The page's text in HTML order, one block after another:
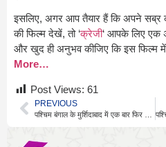
इसलिए, अगर आप तैयार हैं कि अपने सब्र
की फिल्म देखें, तो ‘क्रेजी‘ आपके लिए एक
और खुद ही अनुभव कीजिए कि इस फिल्म में
More…
Post Views: 61
PREVIOUS